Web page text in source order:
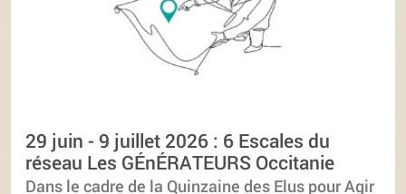
29 juin - 9 juillet 2026 : 6 Escales du
réseau Les GÉnÉRATEURS Occitanie
Dans le cadre de la Quinzaine des Elus pour Agir